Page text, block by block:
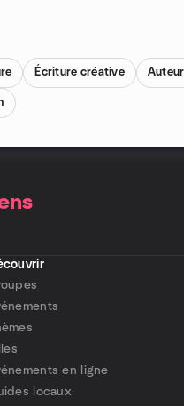
Écriture créative
en ligne
locaux